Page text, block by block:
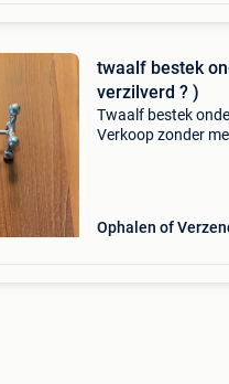
twaalf bestek
verzilverd ? )
Twaalf bestek
Verkoop zonder
Ophalen of